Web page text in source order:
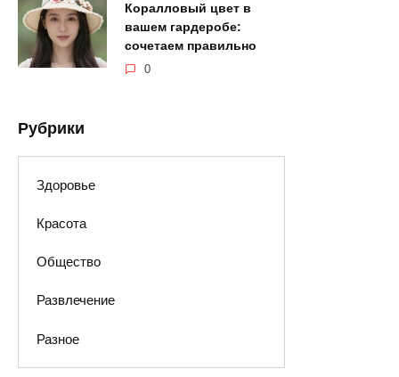
Коралловый цвет в
вашем гардеробе:
сочетаем правильно
0
Рубрики
Здоровье
Красота
Общество
Развлечение
Разное